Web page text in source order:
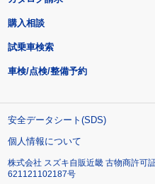
購入相談
試乗車検索
車検/点検/整備予約
安全データシート(SDS)
個人情報について
株式会社 スズキ自販近畿 古物商許可
621121102187号